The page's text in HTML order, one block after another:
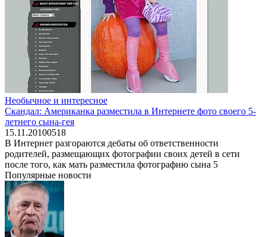
Необычное и интересное
Скандал: Американка разместила в Интернете фото своего 5-
летнего сына-гея
15.11.20100518
В Интернет разгораются дебаты об ответственности
родителей, размещающих фотографии своих детей в сети
после того, как мать разместила фотографию сына 5
Популярные новости